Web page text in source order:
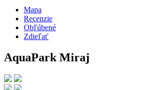
Mapa
Recenzie
Obľúbené
Zdieľať
AquaPark Miraj